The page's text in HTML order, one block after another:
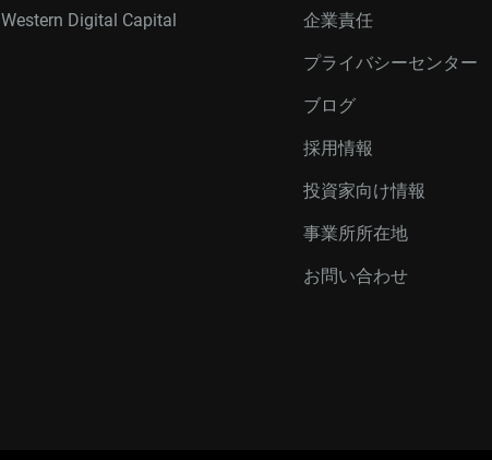
Western Digital Capital 企業責任
プライバシーセンター
ブログ
採用情報
投資家向け情報
事業所所在地
お問い合わせ